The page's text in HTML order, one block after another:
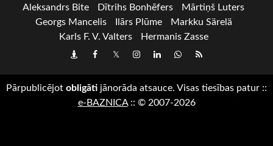
Aleksandrs Bite Dītrihs Bonhēfers
Mārtiņš Luters
Georgs Mancelis
Ilārs Plūme
Markku Särelä
Karls F. V. Valters
Hermanis Zasse
DraugiemFacebook
TwitterInstagram
LinkedInwhatsapp
RSS
Pārpublicējot obligāti jānorāda atsauce. Visas tiesības patur ::
e-BAZNICA:: © 2007-2026